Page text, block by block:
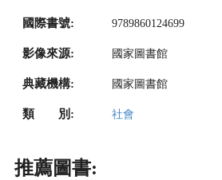
國際書號: 9789860124699
影像來源: 國家圖書館
典藏機構: 國家圖書館
類 別: 社會
推薦圖書: